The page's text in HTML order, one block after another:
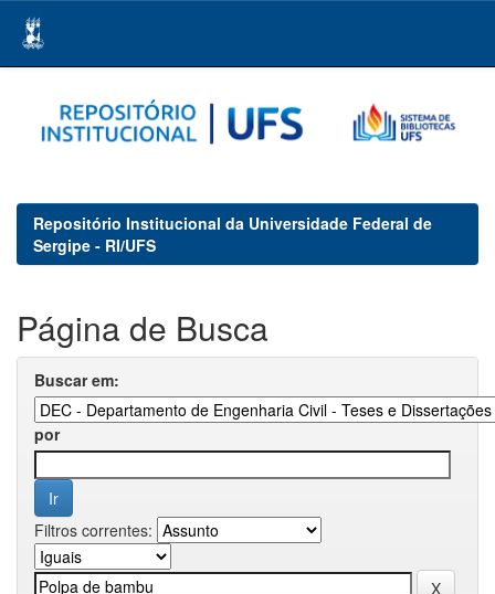
navigation
Repositório Institucional da Universidade Federal de
Sergipe - RI/UFS
Página de Busca
Buscar em:
por
Filtros correntes: